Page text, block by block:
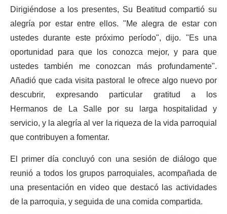
Dirigiéndose a los presentes, Su Beatitud compartió su
alegría por estar entre ellos. "Me alegra de estar con
ustedes durante este próximo período", dijo. "Es una
oportunidad para que los conozca mejor, y para que
ustedes también me conozcan más profundamente".
Añadió que cada visita pastoral le ofrece algo nuevo por
descubrir, expresando particular gratitud a los
Hermanos de La Salle por su larga hospitalidad y
servicio, y la alegría al ver la riqueza de la vida parroquial
que contribuyen a fomentar.
El primer día concluyó con una sesión de diálogo que
reunió a todos los grupos parroquiales, acompañada de
una presentación en video que destacó las actividades
de la parroquia, y seguida de una comida compartida.